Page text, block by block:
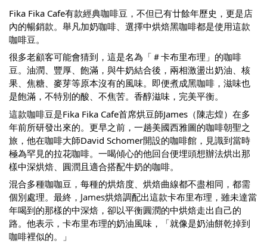
Fika Fika Cafe有款經典咖啡豆，不但已有廿餘年歷史，更是店
內的暢銷款。舉凡加奶咖啡、選擇中烘焙黑咖啡都是使用這款
咖啡豆。
很多老顧客可能會猜到，這是名為「＃卡布里布理」的咖啡
豆。油潤、豐厚、飽滿，與牛奶結合後，兩相激盪出奶油、核
果、焦糖、麥芽等原本沒有的風味。即便煮成黑咖啡，滋味也
是飽滿，不特別的酸、不焦苦。香醇滋味，完美平衡。
這款咖啡豆是Fika Fika Cafe首席烘豆師James（陳志煌）在多
年前所研發出來的。更早之前，一趟美國西雅圖的咖啡朝聖之
旅，他在咖啡大師David Schomer開設的咖啡館，見識到當時
極為罕見的拉花咖啡。一喝傾心的他回台便埋頭想辦法烘出那
樣中深烘焙、圓潤且適合搭配牛奶的咖啡。
混合多種咖咖豆，每種的烘焙度、烘焙曲線都不盡相同，都需
個別處理。最終，James烘焙調配出這款卡布里布理，雖未達當
年喝到的那樣的中深焙，卻以平衡圓潤的中烘焙走出自己的
路。他表示，卡布里布理的奶油風味，「就像是奶油餅乾掉到
咖啡裡似的。」